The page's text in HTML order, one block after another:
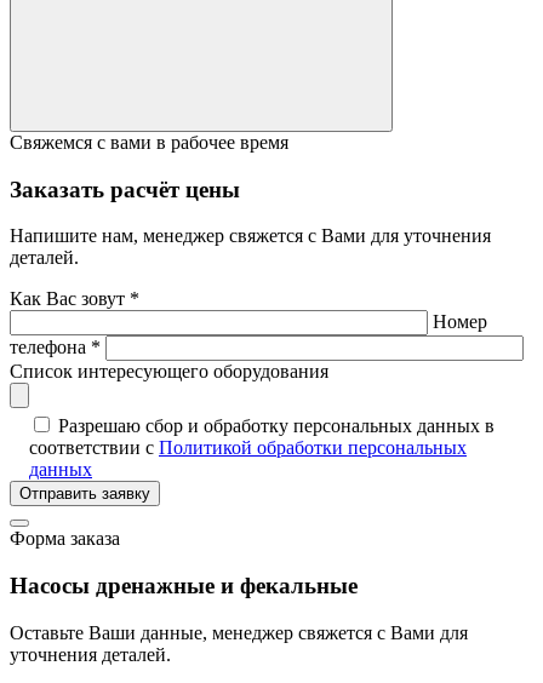
Свяжемся с вами в рабочее время
Заказать расчёт цены
Напишите нам, менеджер свяжется с Вами для уточнения
деталей.
Как Вас зовут *
Номер
телефона *
Список интересующего оборудования
Разрешаю сбор и обработку персональных данных в
соответствии с Политикой обработки персональных
данных
Отправить заявку
Форма заказа
Насосы дренажные и фекальные
Оставьте Ваши данные, менеджер свяжется с Вами для
уточнения деталей.